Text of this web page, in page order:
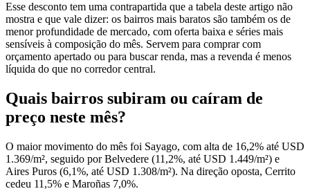
Esse desconto tem uma contrapartida que a tabela deste artigo não
mostra e que vale dizer: os bairros mais baratos são também os de
menor profundidade de mercado, com oferta baixa e séries mais
sensíveis à composição do mês. Servem para comprar com
orçamento apertado ou para buscar renda, mas a revenda é menos
líquida do que no corredor central.
Quais bairros subiram ou caíram de
preço neste mês?
O maior movimento do mês foi Sayago, com alta de 16,2% até USD
1.369/m², seguido por Belvedere (11,2%, até USD 1.449/m²) e
Aires Puros (6,1%, até USD 1.308/m²). Na direção oposta, Cerrito
cedeu 11,5% e Maroñas 7,0%.